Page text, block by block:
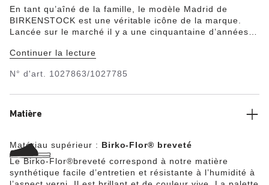
En tant qu’aîné de la famille, le modèle Madrid de
BIRKENSTOCK est une véritable icône de la marque.
Lancée sur le marché il y a une cinquantaine d’années,
design épuré s’est depuis imposée comme un modèle
matière synthétique douce et résistante, revêtue ici d’un
Continuer la lecture
N° d'art. 1027863/1027785
Matière
Matériau supérieur : Birko-Flor® breveté
Le Birko-Flor®breveté correspond à notre matière
synthétique facile d’entretien et résistante à l’humidité à